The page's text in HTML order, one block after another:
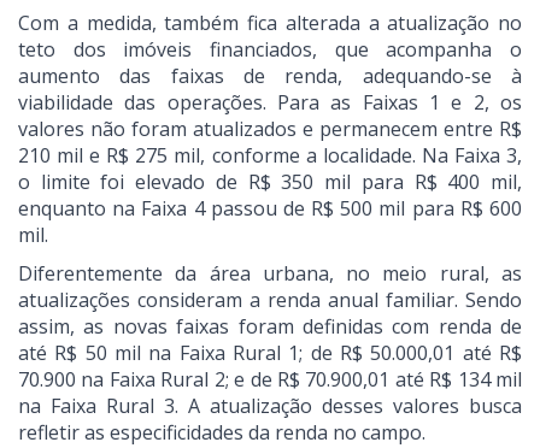
Com a medida, também fica alterada a atualização no
teto dos imóveis financiados, que acompanha o
aumento das faixas de renda, adequando-se à
viabilidade das operações. Para as Faixas 1 e 2, os
valores não foram atualizados e permanecem entre R$
210 mil e R$ 275 mil, conforme a localidade. Na Faixa 3,
o limite foi elevado de R$ 350 mil para R$ 400 mil,
enquanto na Faixa 4 passou de R$ 500 mil para R$ 600
mil.
Diferentemente da área urbana, no meio rural, as
atualizações consideram a renda anual familiar. Sendo
assim, as novas faixas foram definidas com renda de
até R$ 50 mil na Faixa Rural 1; de R$ 50.000,01 até R$
70.900 na Faixa Rural 2; e de R$ 70.900,01 até R$ 134 mil
na Faixa Rural 3. A atualização desses valores busca
refletir as especificidades da renda no campo.